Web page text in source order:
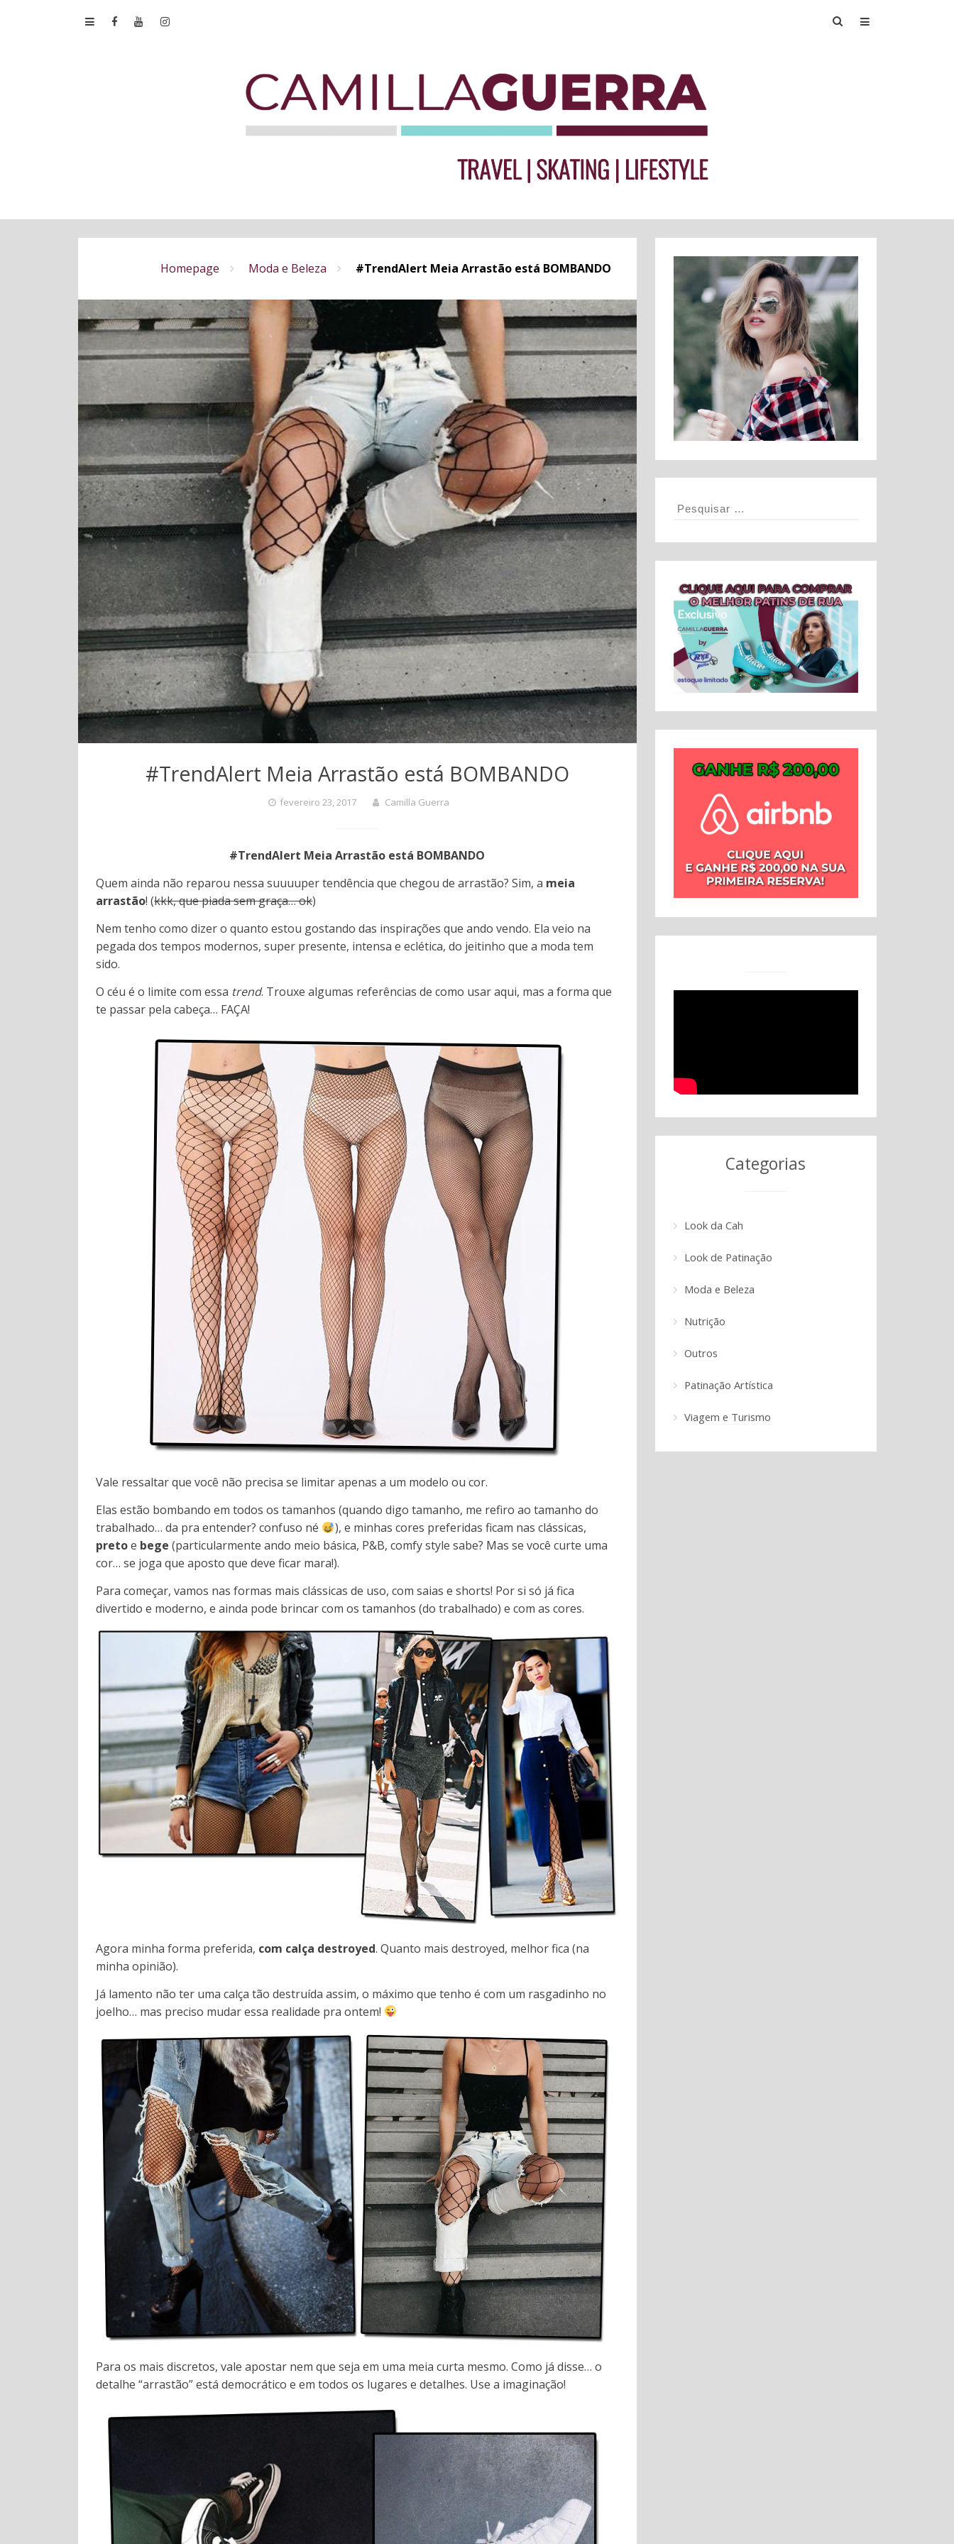
Homepage Moda e Beleza #TrendAlert Meia Arrastão está BOMBANDO
#TrendAlert Meia Arrastão está BOMBANDO
fevereiro 23, 2017 Camilla Guerra
#TrendAlert Meia Arrastão está BOMBANDO
Quem ainda não reparou nessa suuuuper tendência que chegou de arrastão? Sim, a meia
arrastão! (kkk, que piada sem graça… ok)
Nem tenho como dizer o quanto estou gostando das inspirações que ando vendo. Ela veio na
pegada dos tempos modernos, super presente, intensa e eclética, do jeitinho que a moda tem
sido.
O céu é o limite com essa trend. Trouxe algumas referências de como usar aqui, mas a forma que
te passar pela cabeça… FAÇA!
Vale ressaltar que você não precisa se limitar apenas a um modelo ou cor.
Elas estão bombando em todos os tamanhos (quando digo tamanho, me refiro ao tamanho do
trabalhado… da pra entender? confuso né
), e minhas cores preferidas ficam nas clássicas,
pretoe bege (particularmente ando meio básica, P&B, comfy style sabe? Mas se você curte uma
cor… se joga que aposto que deve ficar mara!).
Para começar, vamos nas formas mais clássicas de uso, com saias e shorts! Por si só já fica
divertido e moderno, e ainda pode brincar com os tamanhos (do trabalhado) e com as cores.
Agora minha forma preferida, com calça destroyed. Quanto mais destroyed, melhor fica (na
minha opinião).
Já lamento não ter uma calça tão destruída assim, o máximo que tenho é com um rasgadinho no
joelho… mas preciso mudar essa realidade pra ontem!
Para os mais discretos, vale apostar nem que seja em uma meia curta mesmo. Como já disse… o
detalhe “arrastão” está democrático e em todos os lugares e detalhes. Use a imaginação!
Categorias
Look da Cah
Look de Patinação
Moda e Beleza
Nutrição
Outros
Patinação Artística
Viagem e Turismo